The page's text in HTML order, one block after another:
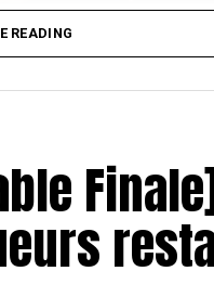
READING